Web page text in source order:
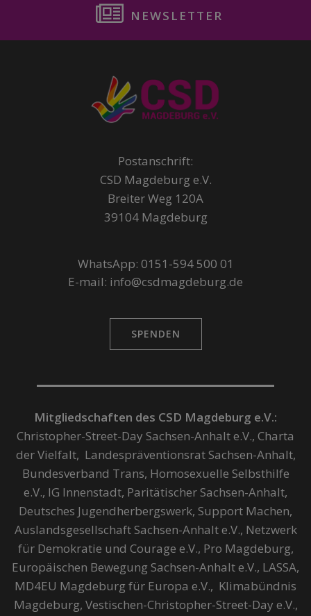
NEWSLETTER
Postanschrift:
CSD Magdeburg e.V.
Breiter Weg 120A
39104 Magdeburg
WhatsApp: 0151-594 500 01
E-mail: info@csdmagdeburg.de
SPENDEN
Mitgliedschaften des CSD Magdeburg e.V.:
Christopher-Street-Day Sachsen-Anhalt e.V., Charta
der Vielfalt, Landespräventionsrat Sachsen-Anhalt,
Bundesverband Trans, Homosexuelle Selbsthilfe
e.V., IG Innenstadt, Paritätischer Sachsen-Anhalt,
Deutsches Jugendherbergswerk, Support Machen,
Auslandsgesellschaft Sachsen-Anhalt e.V., Netzwerk
für Demokratie und Courage e.V., Pro Magdeburg,
Europäischen Bewegung Sachsen-Anhalt e.V., LASSA,
MD4EU Magdeburg für Europa e.V., Klimabündnis
Magdeburg, Vestischen-Christopher-Street-Day e.V.,